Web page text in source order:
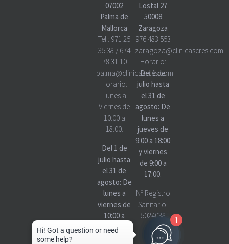
07002
Palma de
Mallorca
Tel.: 971 25
35 38 / 674
78 31 10
palma@clinicascres.com
Horario:
Lunes a
Viernes de
10:00 a
18:00.
Del 1 de
julio hasta
el 31 de
agosto: De
lunes a
viernes de
10:00 a
18:00
Lostal 27
50008
Zaragoza
976 483 553
zaragoza@clinicascres.com
Horario:
Del 1 de
julio hasta
el 31 de
agosto: De
lunes a
jueves de
9:00 a 18:00
y viernes
de 9:00 a
17:00.
Nº Registro
Sanitario:
5024038
1